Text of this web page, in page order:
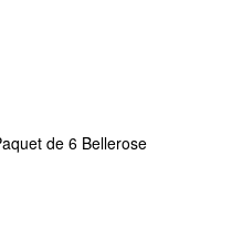
de 6 Bellerose